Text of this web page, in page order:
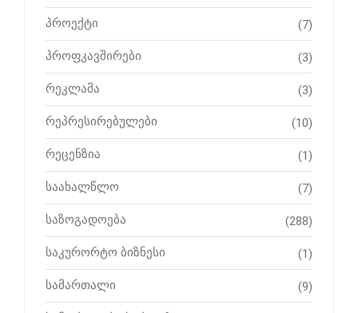
პროექტი (7)
პროფკავშირები (3)
რეკლამა (3)
რეპრესირებულები (10)
რეცენზია (1)
საახალწლო (7)
საზოგადოება (288)
საკურორტო ბიზნესი (1)
სამართალი (9)